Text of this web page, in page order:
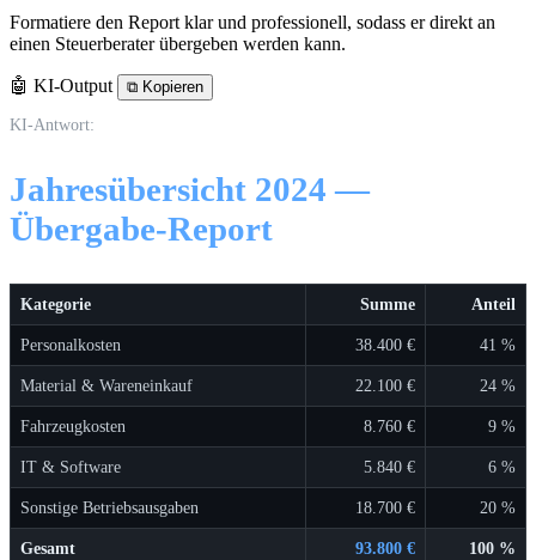
Formatiere den Report klar und professionell, sodass er direkt an
einen Steuerberater übergeben werden kann.
🤖 KI-Output ⧉ Kopieren
KI-Antwort:
Jahresübersicht 2024 —
Übergabe-Report
Kategorie Summe Anteil
Personalkosten 38.400 € 41 %
Material & Wareneinkauf 22.100 € 24 %
Fahrzeugkosten 8.760 € 9 %
IT & Software 5.840 € 6 %
Sonstige Betriebsausgaben 18.700 € 20 %
Gesamt 93.800 € 100 %